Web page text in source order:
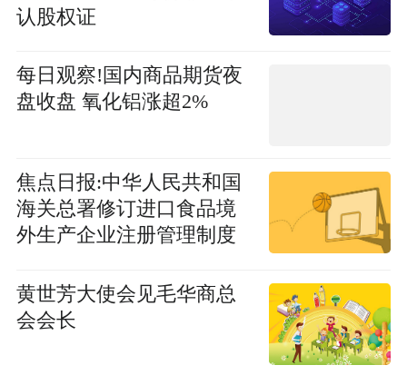
认股权证
每日观察!国内商品期货夜
盘收盘 氧化铝涨超2%
焦点日报:中华人民共和国
海关总署修订进口食品境
外生产企业注册管理制度
便利
黄世芳大使会见毛华商总
会会长